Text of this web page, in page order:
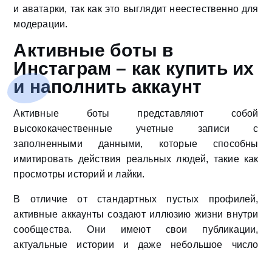
и аватарки, так как это выглядит неестественно для
модерации.
Активные боты в
Инстаграм – как купить их
и наполнить аккаунт
Активные боты представляют собой
высококачественные учетные записи с
заполненными данными, которые способны
имитировать действия реальных людей, такие как
просмотры историй и лайки.
В отличие от стандартных пустых профилей,
активные аккаунты создают иллюзию жизни внутри
сообщества. Они имеют свои публикации,
актуальные истории и даже небольшое число